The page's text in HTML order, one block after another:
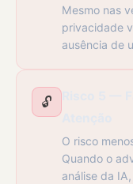
Mesmo nas
privacidade
ausência de
🔓
O risco
Quando o
análise da